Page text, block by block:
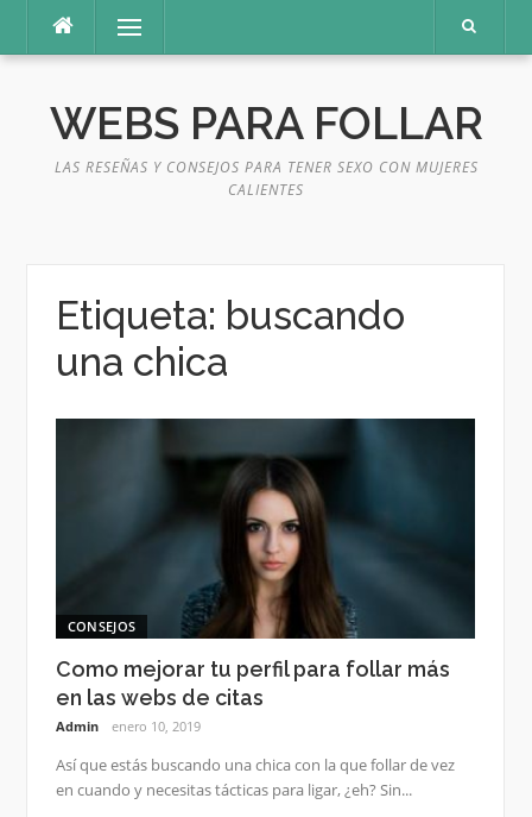
contenido
Menú
WEBS PARA FOLLAR
LAS RESEÑAS Y CONSEJOS PARA TENER SEXO CON MUJERES
CALIENTES
Etiqueta: buscando
una chica
CONSEJOS
Como mejorar tu perfil para follar más
en las webs de citas
Admin enero 10, 2019
Así que estás buscando una chica con la que follar de vez
en cuando y necesitas tácticas para ligar, ¿eh? Sin...